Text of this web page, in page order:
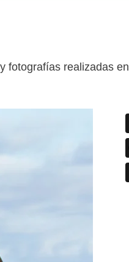
fotografías realizadas en